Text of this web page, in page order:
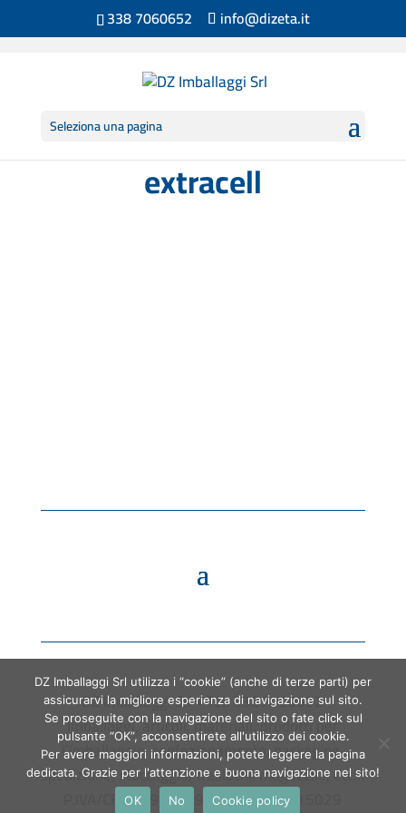
338 7060652 info@dizeta.it
Seleziona una pagina
extracell
DZ Imballaggi Srl • Tel. 3387060652
Imballaggi, articoli, materiali, prodotti per
l’imballaggio, confezionamento, packaging,
spedizione, stoccaggio, traslochi, magazzini, etc…
P.IVA/CF 06793180966 • CCIAA 1915029
DZ Imballaggi Srl utilizza i “cookie” (anche di terze parti) per
assicurarvi la migliore esperienza di navigazione sul sito.
Se proseguite con la navigazione del sito o fate click sul
pulsante “OK”, acconsentirete all'utilizzo dei cookie.
Per avere maggiori informazioni, potete leggere la pagina
dedicata. Grazie per l'attenzione e buona navigazione nel sito!
OK
No Cookie policy